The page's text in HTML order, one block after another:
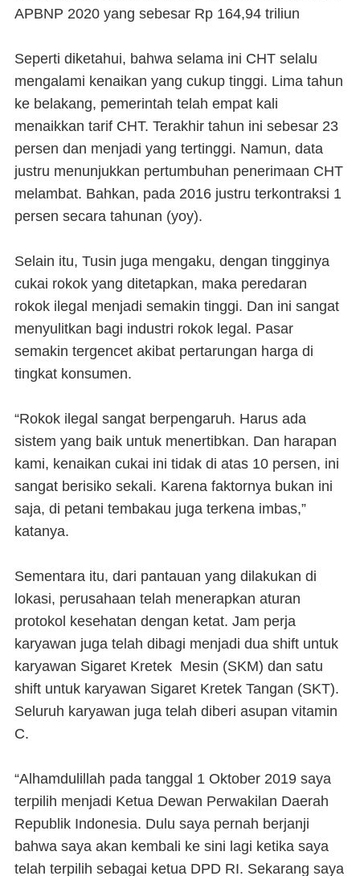
APBNP 2020 yang sebesar Rp 164,94 triliun
Seperti diketahui, bahwa selama ini CHT selalu
mengalami kenaikan yang cukup tinggi. Lima tahun
ke belakang, pemerintah telah empat kali
menaikkan tarif CHT. Terakhir tahun ini sebesar 23
persen dan menjadi yang tertinggi. Namun, data
justru menunjukkan pertumbuhan penerimaan CHT
melambat. Bahkan, pada 2016 justru terkontraksi 1
persen secara tahunan (yoy).
Selain itu, Tusin juga mengaku, dengan tingginya
cukai rokok yang ditetapkan, maka peredaran
rokok ilegal menjadi semakin tinggi. Dan ini sangat
menyulitkan bagi industri rokok legal. Pasar
semakin tergencet akibat pertarungan harga di
tingkat konsumen.
“Rokok ilegal sangat berpengaruh. Harus ada
sistem yang baik untuk menertibkan. Dan harapan
kami, kenaikan cukai ini tidak di atas 10 persen, ini
sangat berisiko sekali. Karena faktornya bukan ini
saja, di petani tembakau juga terkena imbas,”
katanya.
Sementara itu, dari pantauan yang dilakukan di
lokasi, perusahaan telah menerapkan aturan
protokol kesehatan dengan ketat. Jam perja
karyawan juga telah dibagi menjadi dua shift untuk
karyawan Sigaret Kretek Mesin (SKM) dan satu
shift untuk karyawan Sigaret Kretek Tangan (SKT).
Seluruh karyawan juga telah diberi asupan vitamin
C.
“Alhamdulillah pada tanggal 1 Oktober 2019 saya
terpilih menjadi Ketua Dewan Perwakilan Daerah
Republik Indonesia. Dulu saya pernah berjanji
bahwa saya akan kembali ke sini lagi ketika saya
telah terpilih sebagai ketua DPD RI. Sekarang saya